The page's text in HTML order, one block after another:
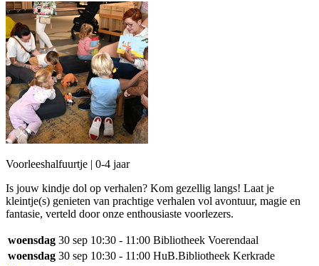
Voorleeshalfuurtje | 0-4 jaar
Is jouw kindje dol op verhalen? Kom gezellig langs! Laat je
kleintje(s) genieten van prachtige verhalen vol avontuur, magie en
fantasie, verteld door onze enthousiaste voorlezers.
woensdag 30 sep 10:30 - 11:00 Bibliotheek Voerendaal
woensdag 30 sep 10:30 - 11:00 HuB.Bibliotheek Kerkrade